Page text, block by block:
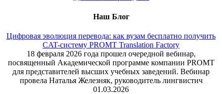
Наш Блог
Цифровая эволюция перевода: как вузам бесплатно получить
CAT-систему PROMT Translation Factory
18 февраля 2026 года прошел очередной вебинар,
посвященный Академической программе компании PROMT
для представителей высших учебных заведений. Вебинар
провела Наталья Железняк, руководитель лингвистич
01.03.2026